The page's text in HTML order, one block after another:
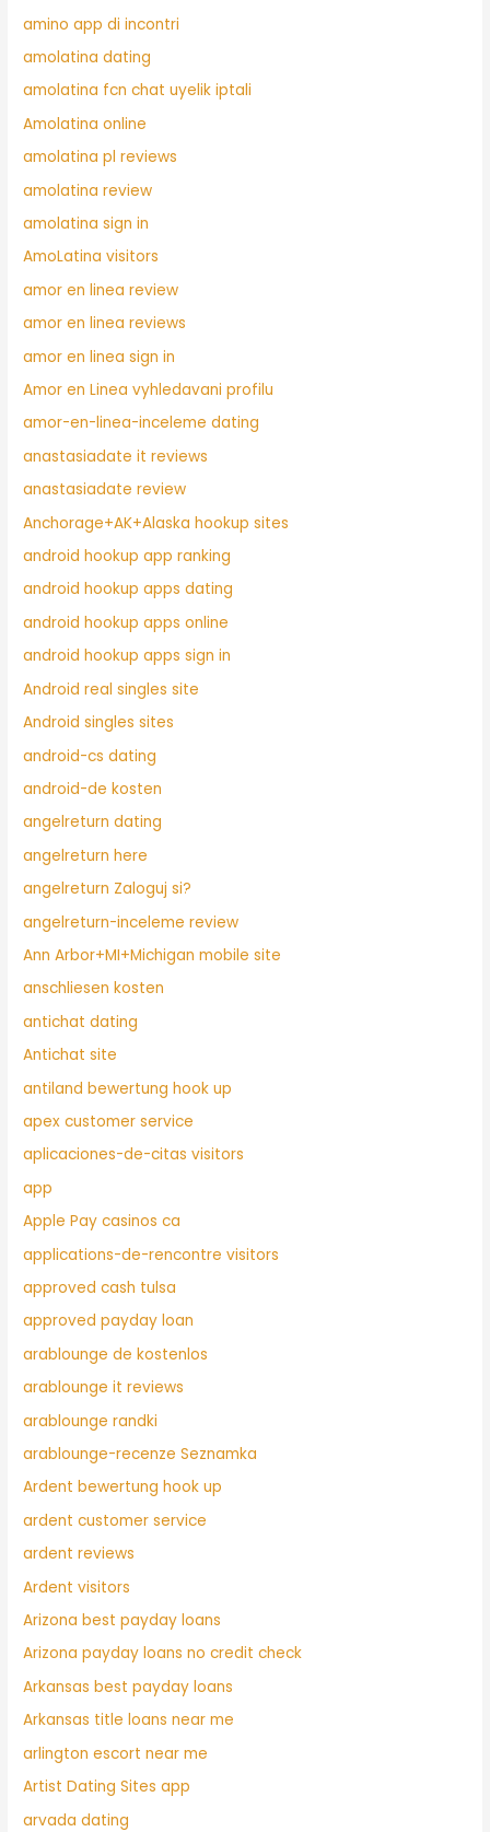
amino app di incontri
amolatina dating
amolatina fcn chat uyelik iptali
Amolatina online
amolatina pl reviews
amolatina review
amolatina sign in
AmoLatina visitors
amor en linea review
amor en linea reviews
amor en linea sign in
Amor en Linea vyhledavani profilu
amor-en-linea-inceleme dating
anastasiadate it reviews
anastasiadate review
Anchorage+AK+Alaska hookup sites
android hookup app ranking
android hookup apps dating
android hookup apps online
android hookup apps sign in
Android real singles site
Android singles sites
android-cs dating
android-de kosten
angelreturn dating
angelreturn here
angelreturn Zaloguj si?
angelreturn-inceleme review
Ann Arbor+MI+Michigan mobile site
anschliesen kosten
antichat dating
Antichat site
antiland bewertung hook up
apex customer service
aplicaciones-de-citas visitors
app
Apple Pay casinos ca
applications-de-rencontre visitors
approved cash tulsa
approved payday loan
arablounge de kostenlos
arablounge it reviews
arablounge randki
arablounge-recenze Seznamka
Ardent bewertung hook up
ardent customer service
ardent reviews
Ardent visitors
Arizona best payday loans
Arizona payday loans no credit check
Arkansas best payday loans
Arkansas title loans near me
arlington escort near me
Artist Dating Sites app
arvada dating